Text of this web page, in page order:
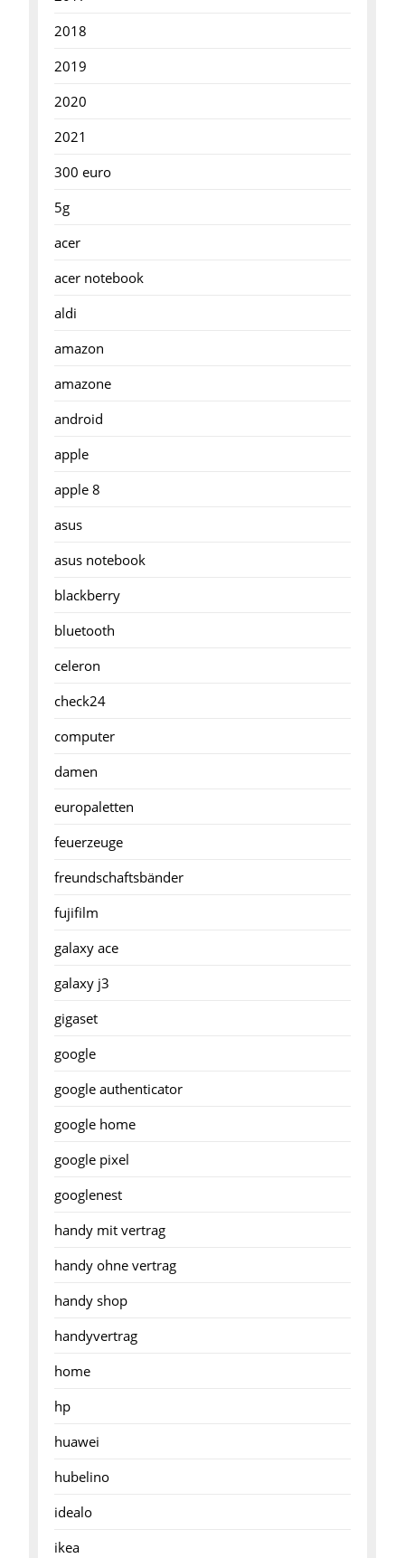
2018
2019
2020
2021
300 euro
5g
acer
acer notebook
aldi
amazon
amazone
android
apple
apple 8
asus
asus notebook
blackberry
bluetooth
celeron
check24
computer
damen
europaletten
feuerzeuge
freundschaftsbänder
fujifilm
galaxy ace
galaxy j3
gigaset
google
google authenticator
google home
google pixel
googlenest
handy mit vertrag
handy ohne vertrag
handy shop
handyvertrag
home
hp
huawei
hubelino
idealo
ikea